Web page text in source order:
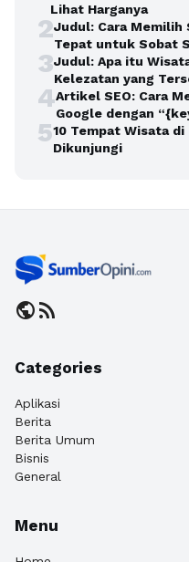
Lihat Harganya
2Judul: Cara Memilih
Tepat untuk Sobat
3Judul: Apa itu
Kelezatan yang
4Artikel SEO: Cara
Google dengan
510 Tempat Wisata
Dikunjungi
publicrss_feed
Categories
Aplikasi
Berita
Berita Umum
Bisnis
General
Menu